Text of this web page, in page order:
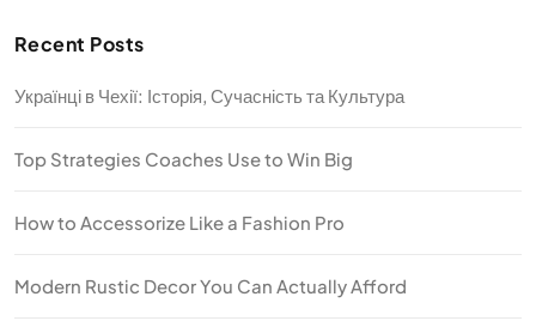
Recent Posts
Українці в Чехії: Історія, Сучасність та Культура
Top Strategies Coaches Use to Win Big
How to Accessorize Like a Fashion Pro
Modern Rustic Decor You Can Actually Afford